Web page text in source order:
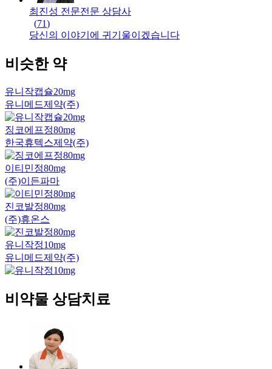
최진성 전문전문 상담사
(71)
당신의 이야기에 귀기울이겠습니다
비슷한 약
유니작캡슐20mg
유니메드제약(주)
징코에프정80mg
한국휴텍스제약(주)
이티민정80mg
(주)이든파마
진코발정80mg
(주)휴온스
유니작정10mg
유니메드제약(주)
비약물 상담치료